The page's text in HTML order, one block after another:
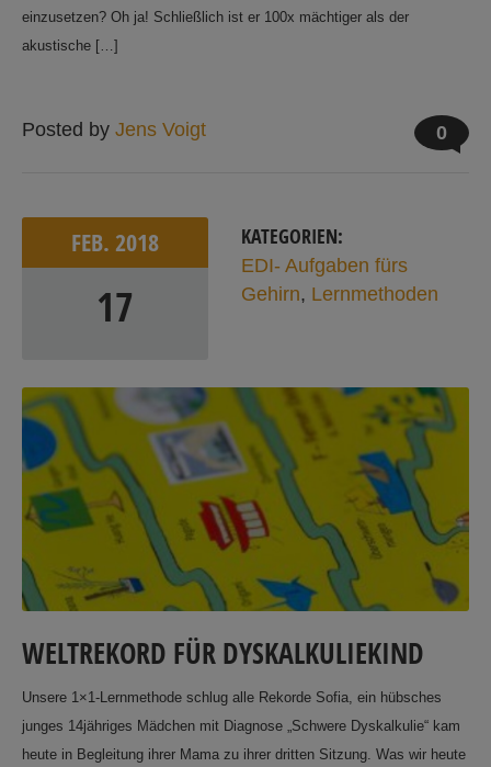
einzusetzen? Oh ja! Schließlich ist er 100x mächtiger als der
akustische […]
Posted by Jens Voigt 0
FEB. 2018
17
KATEGORIEN:
EDI- Aufgaben fürs
Gehirn, Lernmethoden
WELTREKORD FÜR DYSKALKULIEKIND
Unsere 1×1-Lernmethode schlug alle Rekorde Sofia, ein hübsches
junges 14jähriges Mädchen mit Diagnose „Schwere Dyskalkulie“ kam
heute in Begleitung ihrer Mama zu ihrer dritten Sitzung. Was wir heute